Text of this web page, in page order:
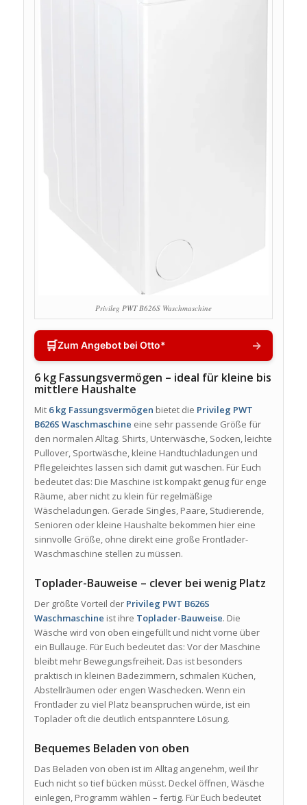
Privileg PWT B626S Waschmaschine
🛒Zum Angebot bei Otto* →
6 kg Fassungsvermögen – ideal für kleine bis
mittlere Haushalte
Mit 6 kg Fassungsvermögen bietet die Privileg PWT
B626S Waschmaschine eine sehr passende Größe für
den normalen Alltag. Shirts, Unterwäsche, Socken, leichte
Pullover, Sportwäsche, kleine Handtuchladungen und
Pflegeleichtes lassen sich damit gut waschen. Für Euch
bedeutet das: Die Maschine ist kompakt genug für enge
Räume, aber nicht zu klein für regelmäßige
Wäscheladungen. Gerade Singles, Paare, Studierende,
Senioren oder kleine Haushalte bekommen hier eine
sinnvolle Größe, ohne direkt eine große Frontlader-
Waschmaschine stellen zu müssen.
Toplader-Bauweise – clever bei wenig Platz
Der größte Vorteil der Privileg PWT B626S
Waschmaschine ist ihre Toplader-Bauweise. Die
Wäsche wird von oben eingefüllt und nicht vorne über
ein Bullauge. Für Euch bedeutet das: Vor der Maschine
bleibt mehr Bewegungsfreiheit. Das ist besonders
praktisch in kleinen Badezimmern, schmalen Küchen,
Abstellräumen oder engen Waschecken. Wenn ein
Frontlader zu viel Platz beanspruchen würde, ist ein
Toplader oft die deutlich entspanntere Lösung.
Bequemes Beladen von oben
Das Beladen von oben ist im Alltag angenehm, weil Ihr
Euch nicht so tief bücken müsst. Deckel öffnen, Wäsche
einlegen, Programm wählen – fertig. Für Euch bedeutet